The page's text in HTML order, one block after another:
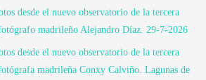
desde el nuevo observatorio de la tercera
madrileño Alejandro Díaz. 29-7-2026
desde el nuevo observatorio de la tercera
madrileña Conxy Calviño. Lagunas de